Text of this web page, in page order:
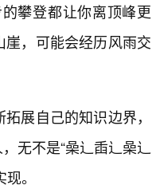
攀登都让你离顶峰更
，可能会经历风雨交
展自己的知识边界，
无不是“喿辶臿辶喿辶
。